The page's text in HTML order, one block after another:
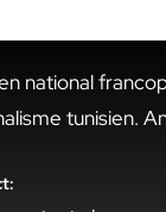
national
tunisien.